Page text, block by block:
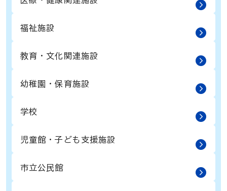
福祉施設
教育・文化関連施設
幼稚園・保育施設
学校
児童館・子ども支援施設
市立公民館